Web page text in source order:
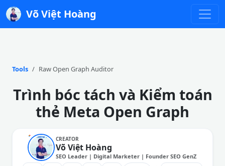
Võ Việt Hoàng
Tools Raw Open Graph Auditor
Trình bóc tách và Kiểm toán
thẻ Meta Open Graph
CREATOR
Võ Việt Hoàng
SEO Leader | Digital Marketer | Founder SEO GenZ